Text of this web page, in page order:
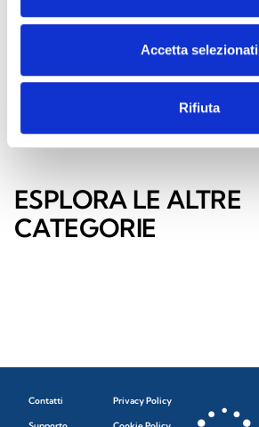
Accetta selezionati
Rifiuta
ESPLORA LE ALTRE
CATEGORIE
Contatti Privacy Policy